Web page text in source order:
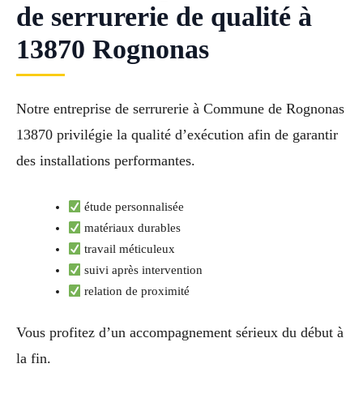
de serrurerie de qualité à
13870 Rognonas
Notre entreprise de serrurerie à Commune de Rognonas
13870 privilégie la qualité d’exécution afin de garantir
des installations performantes.
étude personnalisée
matériaux durables
travail méticuleux
suivi après intervention
relation de proximité
Vous profitez d’un accompagnement sérieux du début à
la fin.